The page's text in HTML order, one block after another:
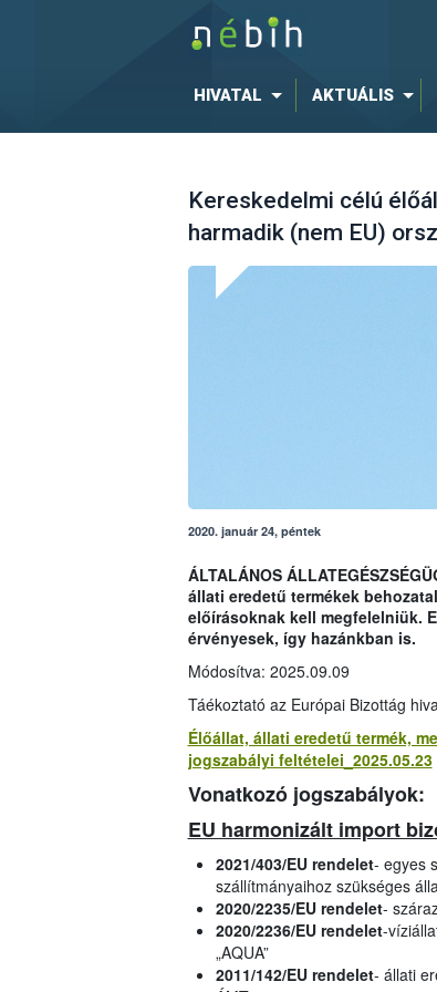
HIVATAL AKTUÁLIS
Kereskedelmi célú
harmadik (nem EU)
2020. január 24, péntek
ÁLTALÁNOS
állati eredetű termékek
előírásoknak kell megfelelniük.
érvényesek, így hazánkban is.
Módosítva: 2025.09.09
Táékoztató az Európai Bizottág
Élőállat, állati eredetű termék,
jogszabályi feltételei_2025.05.23
Vonatkozó jogszabályok:
EU harmonizált import
2021/403/EU rendelet- egyes
szállítmányaihoz szükséges
2020/2235/EU rendelet-
2020/2236/EU rendelet-
„AQUA”
2011/142/EU rendelet- állati